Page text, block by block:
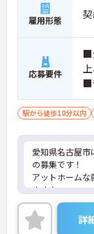
雇用形態
応募要件
■
■
駅から徒歩10分以内
愛知県名古屋
の募集です！
アットホーム
ます♪
ご興味ある方に
詳細をお話しい
い。
詳